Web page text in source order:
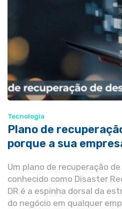
Tecnologia
Plano de
porque a sua
Um plano de recuperação
conhecido como Disaster
DR é a espinha dorsal da
do negócio em qualquer